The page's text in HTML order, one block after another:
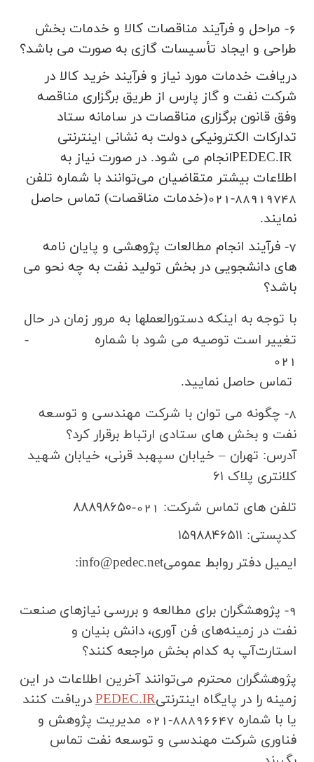
6- مراحل و فرآيند مناقصات كالا و خدمات بخش
طراحي و ايجاد تأسيسات گازي به صورت مي باشد؟
دريافت خدمات مورد نياز و فرآيند خريد كالا در
شركت نفت و گاز پارس از طريق برگزاري مناقصه
وفق قانون برگزاري مناقصات در سامانه ستاد
تداركات الكترونيكي دولت به نشاني اينترنتي
PEDEC.IRانجام مي شود. در صورت نياز به
اطلاعات بيشتر متقاضيان مي‌توانند با شماره تلفن
88919748-021(خدمات مناقصات) تماس حاصل
نمايند.
7- فرآيند انجام مطالعات پژوهشي و پايان نامه
هاي دانشجويي در بخش توليد نفت به چه نحو مي
باشد؟
با توجه به اينكه دستورالعملها به مرور زمان در حال
تغيير است توصيه مي شود با شماره
88896647-
021
تماس حاصل نماييد.
8- چگونه می توان با شرکت مهندسي و توسعه
نفت و بخش های ستادی ارتباط برقرار کرد؟
آدرس: تهران – خیابان سپهبد قرنی، خیابان شهید
کلانتری پلاک ۶۱
تلفن های تماس شرکت: 021-۸۸۸۹۸۶۵۰
کدپستی: ۱۵۹۸۸۴۶۵۱۱
ایمیل دفتر روابط عمومی:info@pedec.net
9- پژوهشگران برای مطالعه و بررسی نیازهای صنعت
نفت در زمینه‌های فن آوری، دانش بنیان و
استارت‌آپ به کدام بخش مراجعه کنند؟
پژوهشگران محترم می‌توانند آخرین اطلاعات در این
زمینه را در پایگاه اینترنتيPEDEC.IRدریافت کنند
یا با شماره 88896647-021 مدیریت پژوهش و
فناوری شرکت مهندسي و توسعه نفت تماس